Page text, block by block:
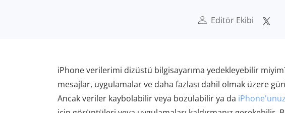
Editör Ekibi
iPhone verilerimi dizüstü bilgisayarıma yedekleyebilir
mesajlar, uygulamalar ve daha fazlası dahil olmak üzere
Ancak veriler kaybolabilir veya bozulabilir ya da